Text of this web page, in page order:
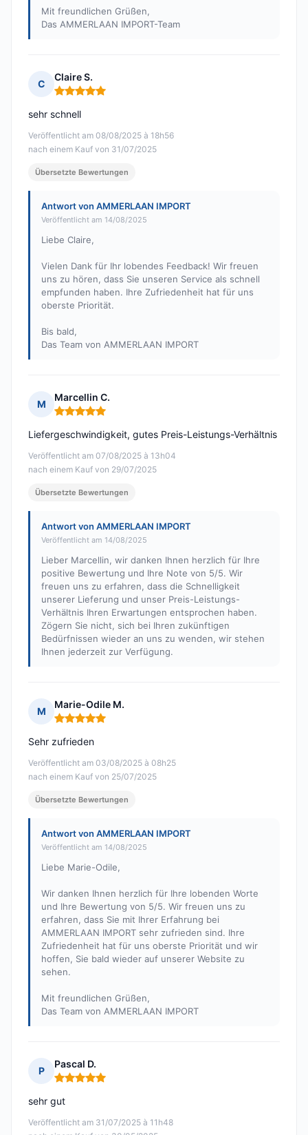
Mit freundlichen Grüßen,
Das AMMERLAAN IMPORT-Team
C
Claire S.
Hinweis: 5 von 5
Veröffentlicht am 08/08/2025 à 18h56
nach einem Kauf von 31/07/2025
sehr schnell
Übersetzte Bewertungen
Antwort von AMMERLAAN IMPORT
Veröffentlicht am 14/08/2025
Liebe Claire,
Vielen Dank für Ihr lobendes Feedback! Wir freuen
uns zu hören, dass Sie unseren Service als schnell
empfunden haben. Ihre Zufriedenheit hat für uns
oberste Priorität.
Bis bald,
Das Team von AMMERLAAN IMPORT
M
Marcellin C.
Hinweis: 5 von 5
Veröffentlicht am 07/08/2025 à 13h04
nach einem Kauf von 29/07/2025
Liefergeschwindigkeit, gutes Preis-Leistungs-Verhältnis
Übersetzte Bewertungen
Antwort von AMMERLAAN IMPORT
Veröffentlicht am 14/08/2025
Lieber Marcellin, wir danken Ihnen herzlich für Ihre
positive Bewertung und Ihre Note von 5/5. Wir
freuen uns zu erfahren, dass die Schnelligkeit
unserer Lieferung und unser Preis-Leistungs-
Verhältnis Ihren Erwartungen entsprochen haben.
Zögern Sie nicht, sich bei Ihren zukünftigen
Bedürfnissen wieder an uns zu wenden, wir stehen
Ihnen jederzeit zur Verfügung.
M
Marie-Odile M.
Hinweis: 5 von 5
Veröffentlicht am 03/08/2025 à 08h25
nach einem Kauf von 25/07/2025
Sehr zufrieden
Übersetzte Bewertungen
Antwort von AMMERLAAN IMPORT
Veröffentlicht am 14/08/2025
Liebe Marie-Odile,
Wir danken Ihnen herzlich für Ihre lobenden Worte
und Ihre Bewertung von 5/5. Wir freuen uns zu
erfahren, dass Sie mit Ihrer Erfahrung bei
AMMERLAAN IMPORT sehr zufrieden sind. Ihre
Zufriedenheit hat für uns oberste Priorität und wir
hoffen, Sie bald wieder auf unserer Website zu
sehen.
Mit freundlichen Grüßen,
Das Team von AMMERLAAN IMPORT
P
Pascal D.
Hinweis: 5 von 5
Veröffentlicht am 31/07/2025 à 11h48
sehr gut